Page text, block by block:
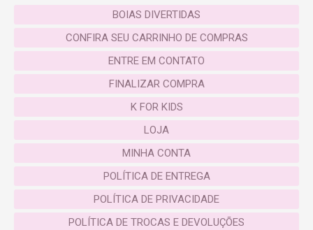
BOIAS DIVERTIDAS
CONFIRA SEU CARRINHO DE COMPRAS
ENTRE EM CONTATO
FINALIZAR COMPRA
K FOR KIDS
LOJA
MINHA CONTA
POLÍTICA DE ENTREGA
POLÍTICA DE PRIVACIDADE
POLÍTICA DE TROCAS E DEVOLUÇÕES